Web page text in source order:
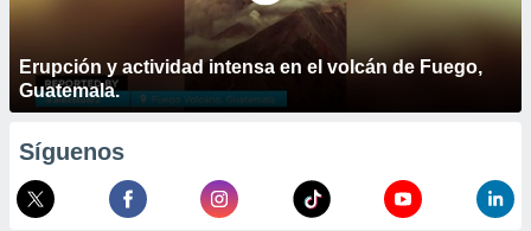
Erupción y actividad intensa en el volcán de Fuego,
Guatemala.
Síguenos